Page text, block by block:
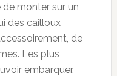
monter sur un
des cailloux
de
Les plus
embarquer,